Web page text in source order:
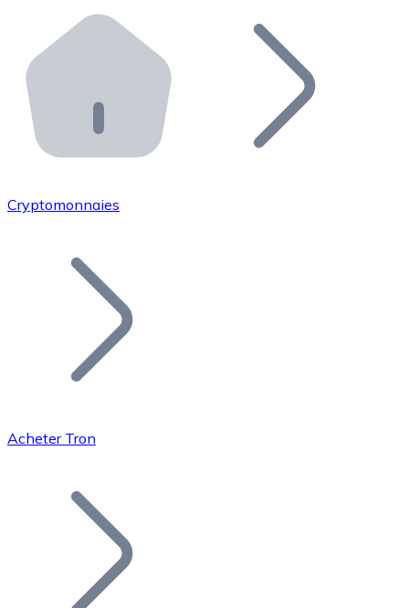
Distributeurs automatiques Bitnovo
Intégrez un ATM Bitnovo dans votre entreprise et
API Bitnovo
Intégrez notre API dans votre écosystème.
Rejoignez notre réseau de distributeurs et
Ajoutez le token de votre projet à notre service
Bitcoin
Cryptomonnaies
Acheter Tron